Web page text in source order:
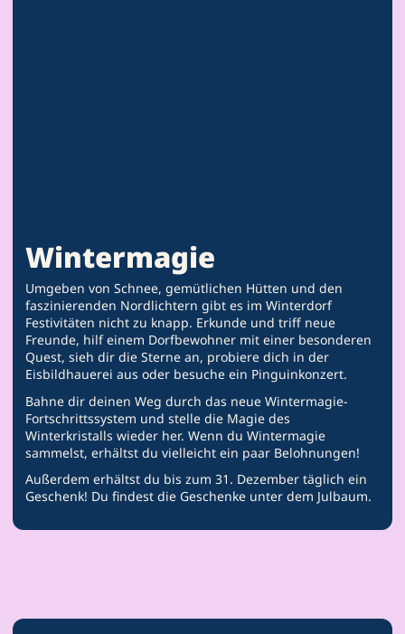
Wintermagie
Umgeben von Schnee, gemütlichen Hütten und den
faszinierenden Nordlichtern gibt es im Winterdorf
Festivitäten nicht zu knapp. Erkunde und triff neue
Freunde, hilf einem Dorfbewohner mit einer besonderen
Quest, sieh dir die Sterne an, probiere dich in der
Eisbildhauerei aus oder besuche ein Pinguinkonzert.
Bahne dir deinen Weg durch das neue Wintermagie-
Fortschrittssystem und stelle die Magie des
Winterkristalls wieder her. Wenn du Wintermagie
sammelst, erhältst du vielleicht ein paar Belohnungen!
Außerdem erhältst du bis zum 31. Dezember täglich ein
Geschenk! Du findest die Geschenke unter dem Julbaum.